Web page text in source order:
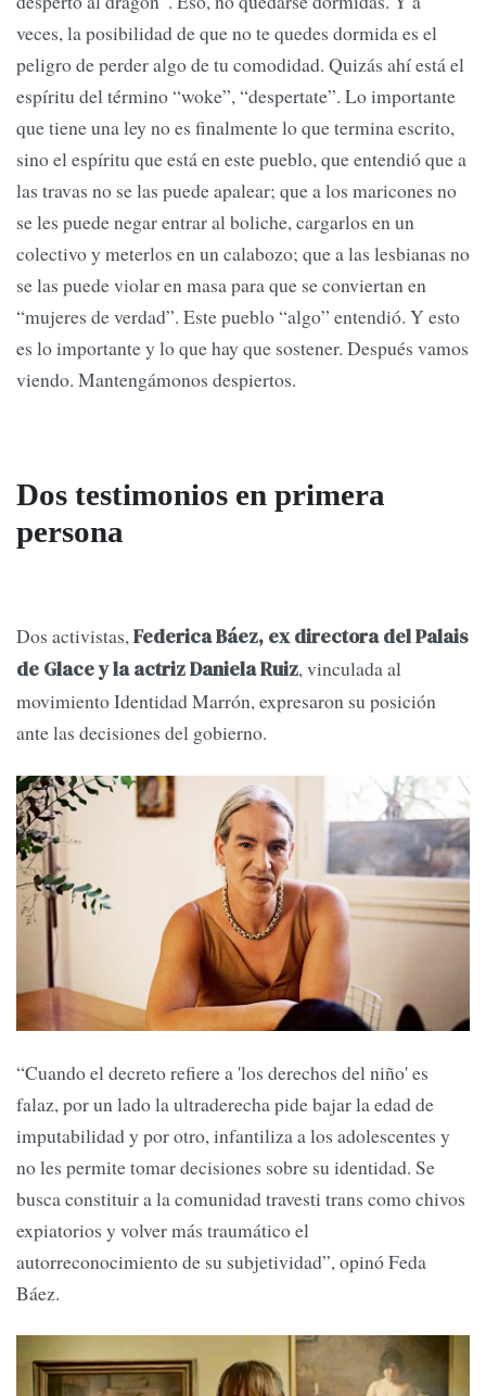
veces, la posibilidad de que no te quedes dormida es el
peligro de perder algo de tu comodidad. Quizás ahí está el
espíritu del término “woke”, “despertate”. Lo importante
que tiene una ley no es finalmente lo que termina escrito,
sino el espíritu que está en este pueblo, que entendió que a
las travas no se las puede apalear; que a los maricones no
se les puede negar entrar al boliche, cargarlos en un
colectivo y meterlos en un calabozo; que a las lesbianas no
se las puede violar en masa para que se conviertan en
“mujeres de verdad”. Este pueblo “algo” entendió. Y esto
es lo importante y lo que hay que sostener. Después vamos
viendo. Mantengámonos despiertos.
Dos testimonios en primera
persona
Dos activistas,Federica Báez, ex directora del Palais
de Glace y la actriz Daniela Ruiz, vinculada al
movimiento Identidad Marrón, expresaron su posición
ante las decisiones del gobierno.
“Cuando el decreto refiere a 'los derechos del niño' es
falaz, por un lado la ultraderecha pide bajar la edad de
imputabilidad y por otro, infantiliza a los adolescentes y
no les permite tomar decisiones sobre su identidad. Se
busca constituir a la comunidad travesti trans como chivos
expiatorios y volver más traumático el
autorreconocimiento de su subjetividad”, opinó Feda
Báez.